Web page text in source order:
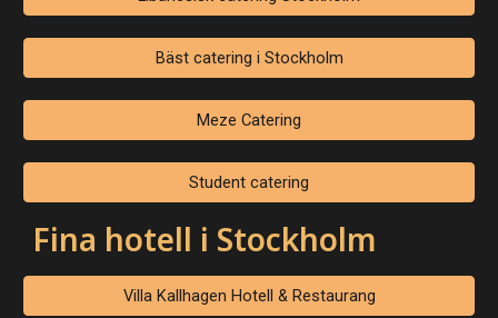
Bäst catering i Stockholm
Meze Catering
Student catering
Fina hotell i Stockholm
Villa Kallhagen Hotell & Restaurang